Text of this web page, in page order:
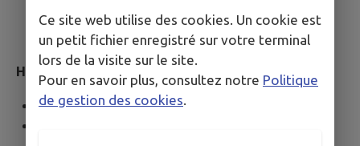
n°608 Montpellier - Le Vigan.
HERAULT TRANSPORT
Accueil téléphonique : 04 34 888 999
Ce site web utilise des cookies. Un cookie est
un petit fichier enregistré sur votre terminal
lors de la visite sur le site.
Pour en savoir plus, consultez notre Politique
de gestion des cookies